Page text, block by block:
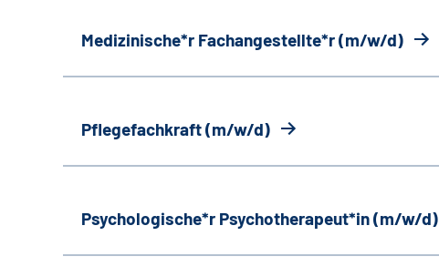
Medizinische*r Fachangestellte*r (m/w/d)
Pflegefachkraft (m/w/d)
Psychologische*r Psychotherapeut*in (m/w/d)